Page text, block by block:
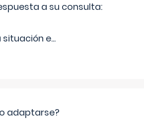
a su consulta:
situación e...
adaptarse?